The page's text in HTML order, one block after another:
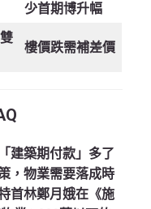
少首期博升幅
樓價跌需補差價
建築期付款」多了
，物業需要落成時
首林鄭月娥在《施